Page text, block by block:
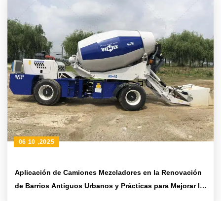
Aplicación de Camiones Mezcladores en la Renovación
de Barrios Antiguos Urbanos y Prácticas para Mejorar la
06 10 ,2025